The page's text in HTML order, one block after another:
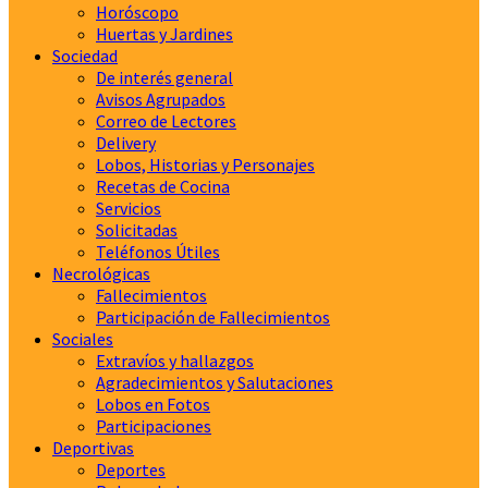
Horóscopo
Huertas y Jardines
Sociedad
De interés general
Avisos Agrupados
Correo de Lectores
Delivery
Lobos, Historias y Personajes
Recetas de Cocina
Servicios
Solicitadas
Teléfonos Útiles
Necrológicas
Fallecimientos
Participación de Fallecimientos
Sociales
Extravíos y hallazgos
Agradecimientos y Salutaciones
Lobos en Fotos
Participaciones
Deportivas
Deportes